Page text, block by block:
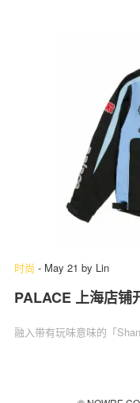
时尚 - May 21 by Lin
PALACE 上海店铺
融入带有玩味意味的「